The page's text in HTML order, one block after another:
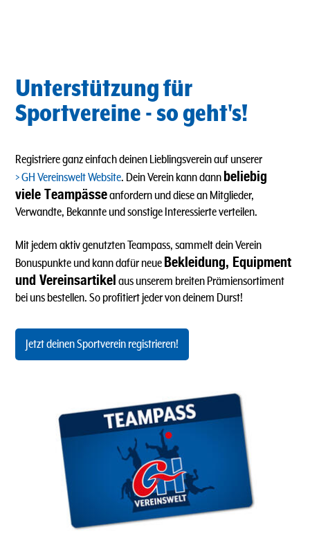
Unterstützung für
Sportvereine - so geht's!
Registriere ganz einfach deinen Lieblingsverein auf unserer
GH Vereinswelt Website. Dein Verein kann dann beliebig
viele Teampässeanfordern und diese an Mitglieder,
Verwandte, Bekannte und sonstige Interessierte verteilen.
Mit jedem aktiv genutzten Teampass, sammelt dein Verein
Bonuspunkte und kann dafür neue Bekleidung, Equipment
und Vereinsartikel aus unserem breiten Prämiensortiment
bei uns bestellen. So profitiert jeder von deinem Durst!
Jetzt deinen Sportverein registrieren!